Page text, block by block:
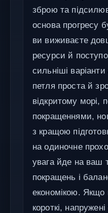
зброю та
основа прогресу
ви виживаєте
ресурси й
сильніші
петля проста й
відкритому морі,
покращеннями,
з кращою
на одиночне
увага йде на ваш
покращень і
економікою.
короткі,